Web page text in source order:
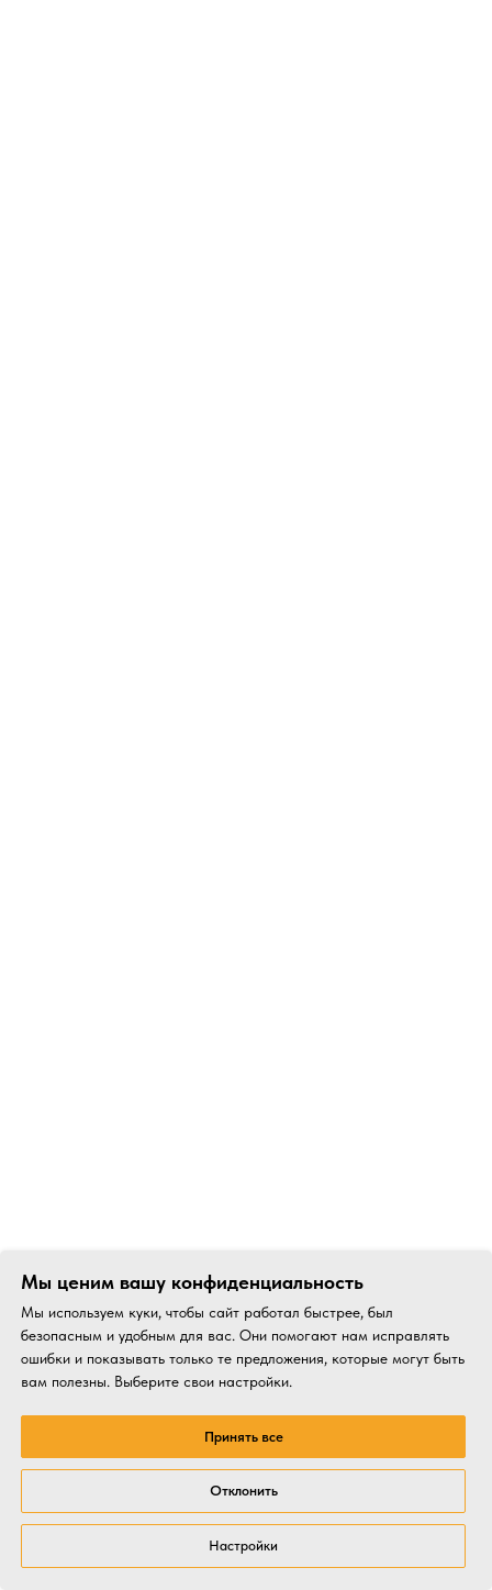
Мы ценим вашу конфиденциальность
Мы используем куки, чтобы сайт работал быстрее, был
безопасным и удобным для вас. Они помогают нам исправлять
ошибки и показывать только те предложения, которые могут быть
вам полезны. Выберите свои настройки.
Принять все
Отклонить
Настройки